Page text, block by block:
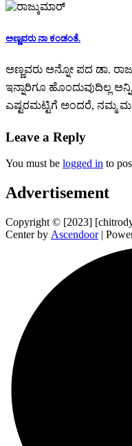
ಅಣ್ಣವರು ನಾ ಕಂಡಂತೆ.
ಅಣ್ಣವರು ಅನ್ನೋ ಪದ ಡಾ.
ಇನ್ನಾರಿಗೂ ಹೊಂದುವುದಿಲ್ಲ
ಎಷ್ಟರಮಟ್ಟಿಗೆ ಅಂದರೆ, ನಮ್ಮ
Leave a Reply
You must be logged in to
Advertisement
Copyright © [2023]
Center by Ascendoor|